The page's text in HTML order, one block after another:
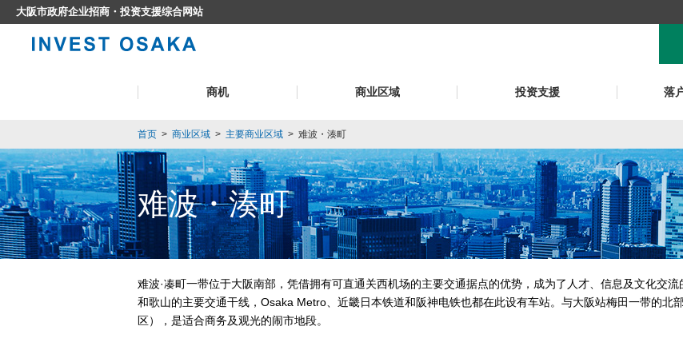
大阪市政府企业招商・投资支援综合网站
商机 商业区域 投资支援 落
首页 > 商业区域 > 主要商业区域 > 难波・湊町
难波・湊町
难波·凑町一带位于大阪南部，凭借拥有可直通关西机场的主要交通据点的优势，成为了人才、信息及文化交
和歌山的主要交通干线，Osaka Metro、近畿日本铁道和阪神电铁也都在此设有车站。与大阪站梅田一带的北
区），是适合商务及观光的闹市地段。